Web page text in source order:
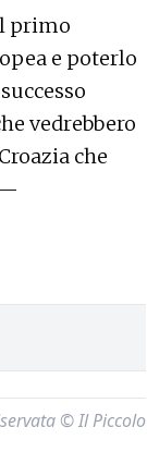
primo
e poterlo
vedrebbero
che
—
© Il Piccolo